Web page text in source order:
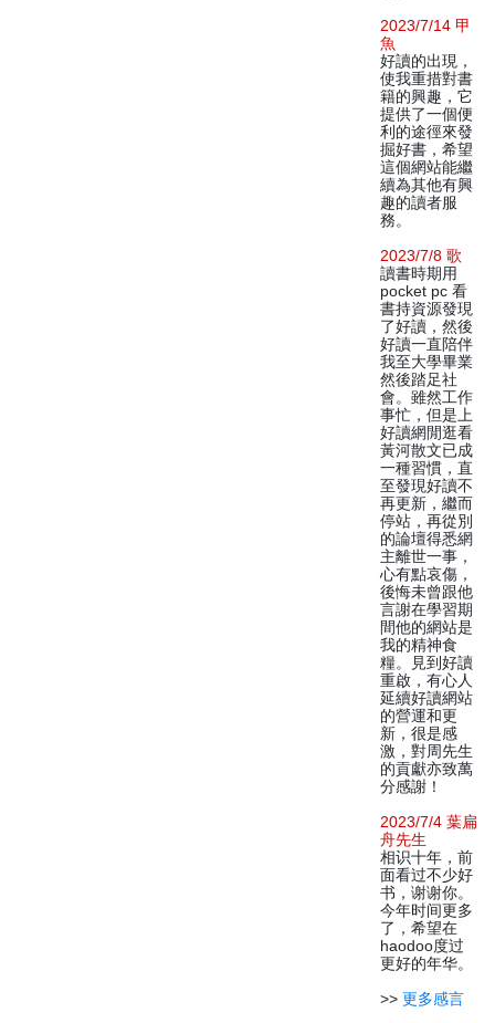
2023/7/14 甲
魚
好讀的出現，
使我重措對書
籍的興趣，它
提供了一個便
利的途徑來發
掘好書，希望
這個網站能繼
續為其他有興
趣的讀者服
務。
2023/7/8 歌
讀書時期用
pocket pc 看
書持資源發現
了好讀，然後
好讀一直陪伴
我至大學畢業
然後踏足社
會。雖然工作
事忙，但是上
好讀網閒逛看
黃河散文已成
一種習慣，直
至發現好讀不
再更新，繼而
停站，再從別
的論壇得悉網
主離世一事，
心有點哀傷，
後悔未曾跟他
言謝在學習期
間他的網站是
我的精神食
糧。見到好讀
重啟，有心人
延續好讀網站
的營運和更
新，很是感
激，對周先生
的貢獻亦致萬
分感謝！
2023/7/4 葉扁
舟先生
相识十年，前
面看过不少好
书，谢谢你。
今年时间更多
了，希望在
haodoo度过
更好的年华。
>> 更多感言